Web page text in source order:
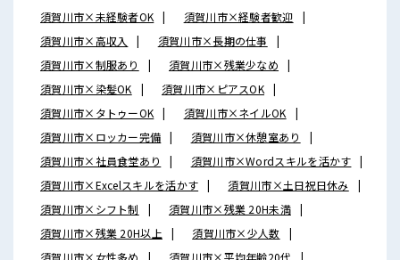
須賀川市×未経験者OK
須賀川市×経験者歓迎
須賀川市×高収入
須賀川市×長期の仕事
須賀川市×制服あり
須賀川市×残業少なめ
須賀川市×染髪OK
須賀川市×ピアスOK
須賀川市×タトゥーOK
須賀川市×ネイルOK
須賀川市×ロッカー完備
須賀川市×休憩室あり
須賀川市×社員食堂あり
須賀川市×Wordスキルを活かす
須賀川市×Excelスキルを活かす
須賀川市×土日祝日休み
須賀川市×シフト制
須賀川市×残業 20H未満
須賀川市×残業 20H以上
須賀川市×少人数